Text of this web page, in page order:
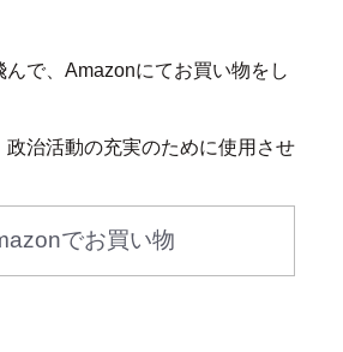
で、Amazonにてお買い物をし
政治活動の充実のために使用させ
でお買い物